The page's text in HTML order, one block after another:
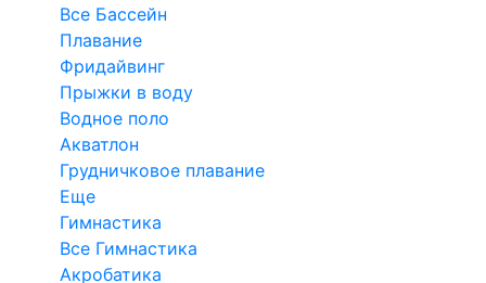
Все Бассейн
Плавание
Фридайвинг
Прыжки в воду
Водное поло
Акватлон
Грудничковое плавание
Еще
Гимнастика
Все Гимнастика
Акробатика